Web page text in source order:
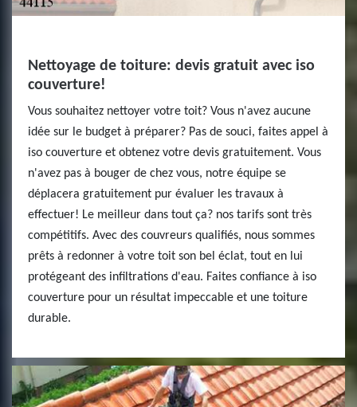
Nettoyage de toiture: devis gratuit avec iso
couverture!
Vous souhaitez nettoyer votre toit? Vous n'avez aucune
idée sur le budget à préparer? Pas de souci, faites appel à
iso couverture et obtenez votre devis gratuitement. Vous
n'avez pas à bouger de chez vous, notre équipe se
déplacera gratuitement pur évaluer les travaux à
effectuer! Le meilleur dans tout ça? nos tarifs sont très
compétitifs. Avec des couvreurs qualifiés, nous sommes
prêts à redonner à votre toit son bel éclat, tout en lui
protégeant des infiltrations d'eau. Faites confiance à iso
couverture pour un résultat impeccable et une toiture
durable.